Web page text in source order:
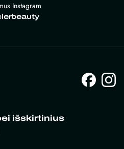
Instagram
išskirtinius